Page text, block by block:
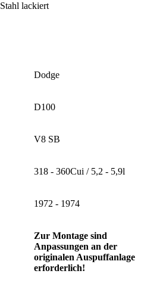
Stahl lackiert
Dodge
D100
V8 SB
318 - 360Cui / 5,2 - 5,9l
1972 - 1974
Zur Montage sind
Anpassungen an der
originalen Auspuffanlage
erforderlich!